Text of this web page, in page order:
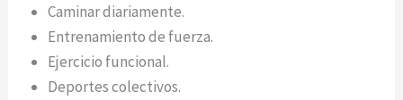
Caminar diariamente.
Entrenamiento de fuerza.
Ejercicio funcional.
Deportes colectivos.